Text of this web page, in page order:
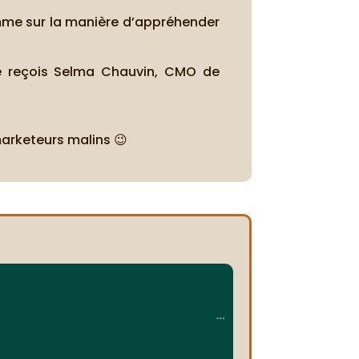
sur la manière d’appréhender
Selma Chauvin, CMO de
malins 😉